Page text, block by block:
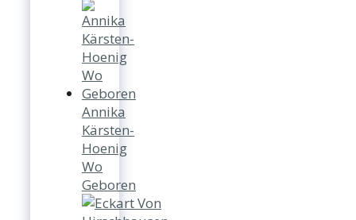
Annika
Kärsten-
Hoenig
Wo
Geboren